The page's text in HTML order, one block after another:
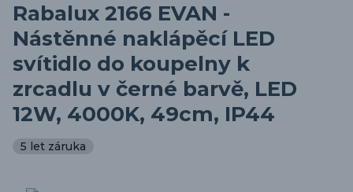
Rabalux 2166 EVAN -
Nástěnné naklápěcí LED
svítidlo do koupelny k
zrcadlu v černé barvě, LED
12W, 4000K, 49cm, IP44
5 let záruka